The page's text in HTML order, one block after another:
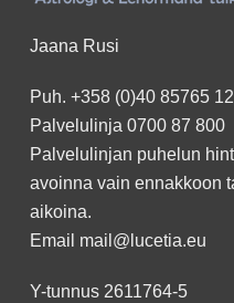
Jaana Rusi
Puh. +358 (0)40 85765 12
Palvelulinja 0700 87 800
Palvelulinjan puhelun
avoinna vain ennakkoon
aikoina.
Email mail@lucetia.eu
Y-tunnus 2611764-5